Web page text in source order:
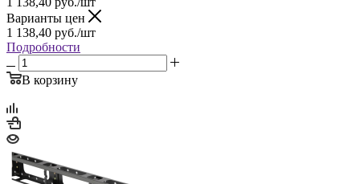
Варианты цен
1 138,40 руб./шт
Подробности
В корзину